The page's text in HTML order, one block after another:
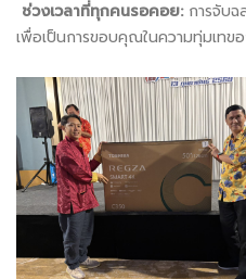
ช่วงเวลาที่ทุกคนรอคอย:การจับฉ
เพื่อเป็นการขอบคุณในความทุ่มเท